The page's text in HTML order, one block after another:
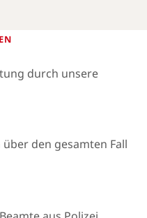
durch unsere
den gesamten Fall